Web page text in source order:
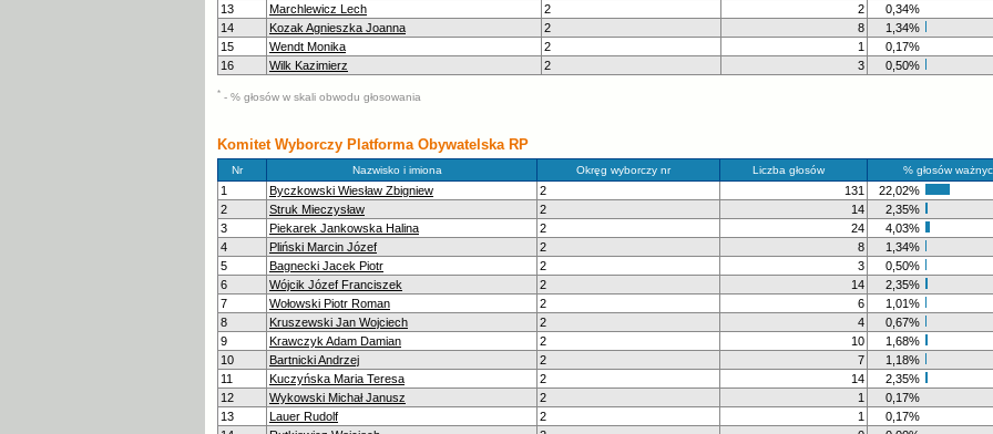
13
Marchlewicz Lech 2 2
0,34%
14
Kozak Agnieszka Joanna 2 8
1,34%
15
Wendt Monika 2 1
0,17%
16
Wilk Kazimierz 2 3 0,50%
* - % głosów w skali obwodu głosowania
Komitet Wyborczy Platforma Obywatelska RP
Nr Nazwisko i imiona Okręg wyborczy nr Liczba głosów % głosów
1 Byczkowski Wiesław Zbigniew 2 131
22,02%
2
Struk Mieczysław 2 14
2,35%
3
Piekarek Jankowska Halina 2 24
4,03%
4
Pliński Marcin Józef 2 8
1,34%
5
Bagnecki Jacek Piotr 2 3
0,50%
6
Wójcik Józef Franciszek 2 14
2,35%
7
Wołowski Piotr Roman 2 6
1,01%
8
Kruszewski Jan Wojciech 2 4
0,67%
9
Krawczyk Adam Damian 2 10
1,68%
10
Bartnicki Andrzej 2 7
1,18%
11
Kuczyńska Maria Teresa 2 14
2,35%
12
Wykowski Michał Janusz 2 1
0,17%
13
Lauer Rudolf 2 1
0,17%